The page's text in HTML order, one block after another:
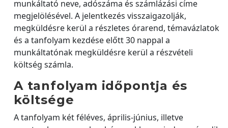
munkáltató neve, adószáma és számlázási címe
megjelölésével. A jelentkezés visszaigazolják,
megküldésre kerül a részletes órarend, témavázlatok
és a tanfolyam kezdése előtt 30 nappal a
munkáltatónak megküldésre kerül a részvételi
költség számla.
A tanfolyam időpontja és
költsége
A tanfolyam két féléves, április-június, illetve